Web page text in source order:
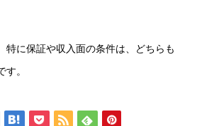
特に保証や収入面の条件は、どちらも
。